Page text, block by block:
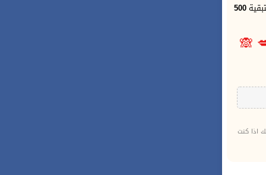
500
🙈
اذا كنت